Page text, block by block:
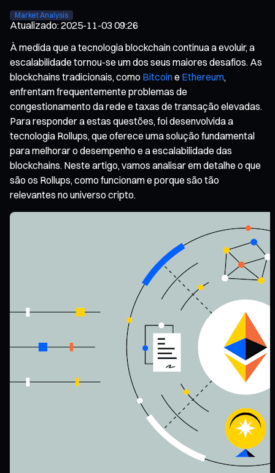
Market Analysis
Atualizado:2025-11-03 09:26
À medida que a tecnologia blockchain continua a evoluir, a
escalabilidade tornou-se um dos seus maiores desafios. As
blockchains tradicionais, como Bitcoine Ethereum,
enfrentam frequentemente problemas de
congestionamento da rede e taxas de transação elevadas.
Para responder a estas questões, foi desenvolvida a
tecnologia Rollups, que oferece uma solução fundamental
para melhorar o desempenho e a escalabilidade das
blockchains. Neste artigo, vamos analisar em detalhe o que
são os Rollups, como funcionam e porque são tão
relevantes no universo cripto.